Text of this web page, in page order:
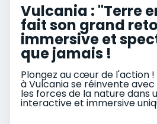
Vulcania : "Terre
fait son grand
immersive et
que jamais !
Plongez au cœur de l'action
à Vulcania se réinvente avec
les forces de la nature dans
interactive et immersive